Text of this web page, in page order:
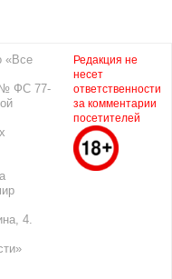
«Все
№ ФС 77-
4.
Редакция не
несет
ответственности
за комментарии
посетителей